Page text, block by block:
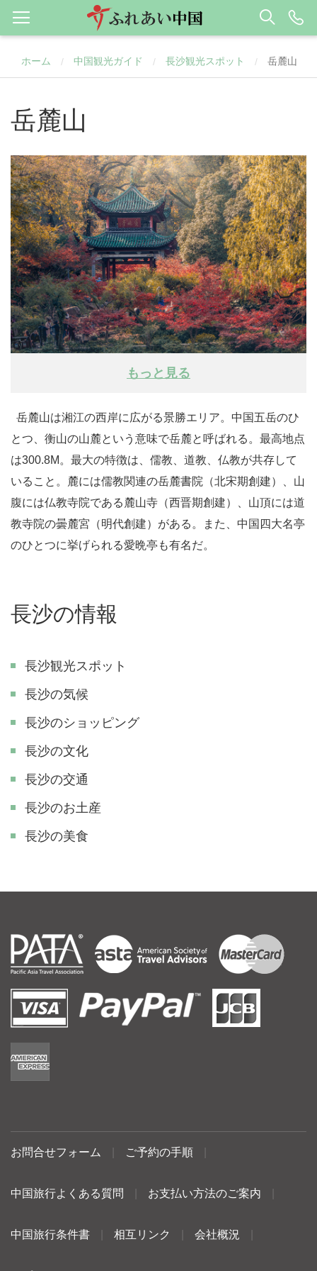
ホーム / 中国観光ガイド / 長沙観光スポット / 岳麓山
岳麓山
もっと見る
岳麓山は湘江の西岸に広がる景勝エリア。中国五岳のひ
とつ、衡山の山麓という意味で岳麓と呼ばれる。最高地点
は300.8M。最大の特徴は、儒教、道教、仏教が共存して
いること。麓には儒教関連の岳麓書院（北宋期創建）、山
腹には仏教寺院である麓山寺（西晋期創建）、山頂には道
教寺院の曇麓宮（明代創建）がある。また、中国四大名亭
のひとつに挙げられる愛晩亭も有名だ。
長沙の情報
長沙観光スポット
長沙の気候
長沙のショッピング
長沙の文化
長沙の交通
長沙のお土産
長沙の美食
お問合せフォーム ご予約の手順
中国旅行よくある質問 お支払い方法のご案内
中国旅行条件書 相互リンク 会社概況